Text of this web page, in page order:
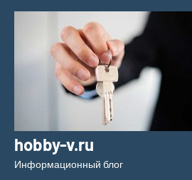
Перейти
содержимому
hobby-v.ru
Информационный блог